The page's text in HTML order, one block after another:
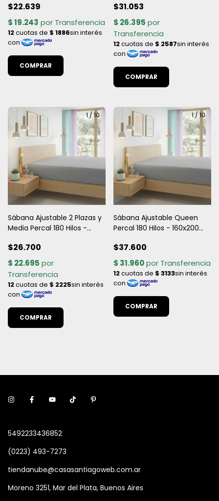
poliéster
$22.639
COMPRAR
algodón y 30% poliéster
$31.053
COMPRAR
1/10
Sábana Ajustable 2 Plazas y
Media Percal 180 Hilos -
Elastizada
$26.700
COMPRAR
1/10
Sábana Ajustable Queen
Percal 180 Hilos - 160x200
$37.600
COMPRAR
5492233436852
(0223) 493-7273
tiendanube@casasantiagoweb.com.ar
Moreno 3251, Mar del Plata, Buenos Aires